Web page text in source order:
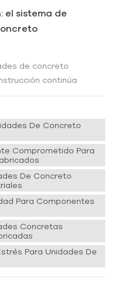
el sistema de
de concreto
continúa
innovadoras para
precisión. Entre estos
para unidades de
De Concreto
Comprometido Para
De Concreto
Para Componentes
Concretas
Para Unidades De